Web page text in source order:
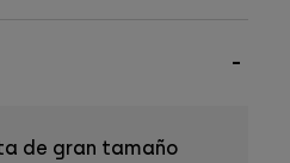
de gran tamaño